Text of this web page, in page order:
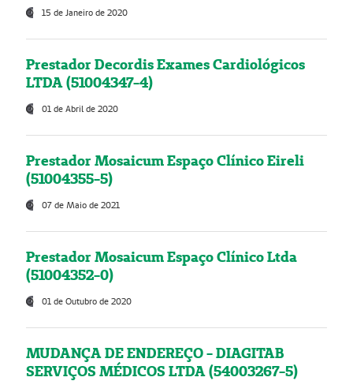
15 de Janeiro de 2020
Prestador Decordis Exames Cardiológicos
LTDA (51004347-4)
01 de Abril de 2020
Prestador Mosaicum Espaço Clínico Eireli
(51004355-5)
07 de Maio de 2021
Prestador Mosaicum Espaço Clínico Ltda
(51004352-0)
01 de Outubro de 2020
MUDANÇA DE ENDEREÇO - DIAGITAB
SERVIÇOS MÉDICOS LTDA (54003267-5)